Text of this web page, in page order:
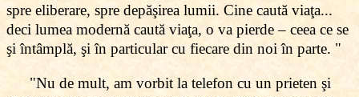
spre eliberare, spre depăşirea lumii. Cine caută viaţa...
deci lumea modernă caută viaţa, o va pierde – ceea ce se
şi întâmplă, şi în particular cu fiecare din noi în parte. "
"Nu de mult, am vorbit la telefon cu un prieten şi